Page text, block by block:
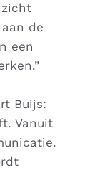
de
een
Buijs:
Vanuit